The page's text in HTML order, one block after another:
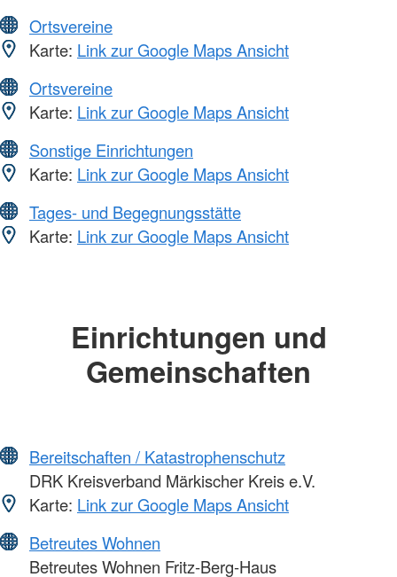
Ortsvereine
Karte: Link zur Google Maps Ansicht
Ortsvereine
Karte: Link zur Google Maps Ansicht
Sonstige Einrichtungen
Karte: Link zur Google Maps Ansicht
Tages- und Begegnungsstätte
Karte: Link zur Google Maps Ansicht
Einrichtungen und
Gemeinschaften
Bereitschaften / Katastrophenschutz
DRK Kreisverband Märkischer Kreis e.V.
Karte: Link zur Google Maps Ansicht
Betreutes Wohnen
Betreutes Wohnen Fritz-Berg-Haus